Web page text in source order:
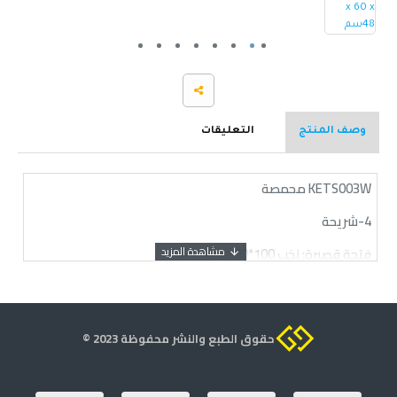
وصف المنتج التعليقات
KETS003W محمصة
4-شريحة
فتحة قصيرة: نخب 100*100 ملم
المواد: البلاستيك
حقوق الطبع والنشر محفوظة 2023 ©